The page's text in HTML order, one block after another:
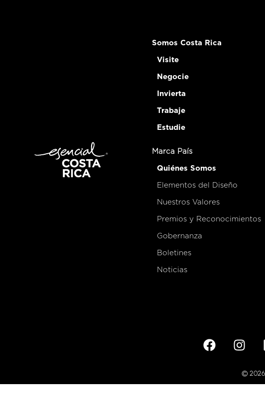
Somos Costa Rica
Visite
Negocie
Invierta
Trabaje
Estudie
Marca País
Quiénes Somos
Elementos del Diseño
Nuestros Valores
Premios y Reconocimientos
Gobernanza
Boletines
Noticias
© 2026